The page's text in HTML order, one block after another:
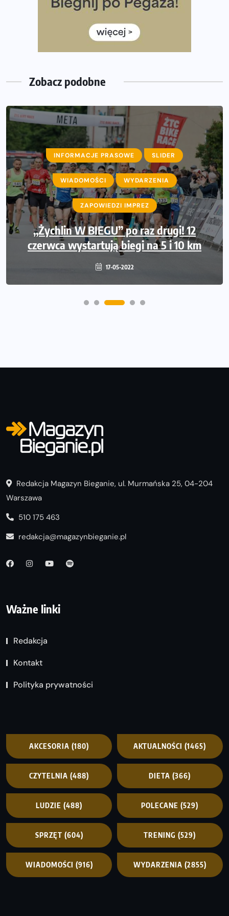
Rozbiegany Olsztyn szykuje się na weekend z
Już w tę sobotę 35. Bieg Powstania Warszawskiego.
Wystartuje rekordowa liczba uczestników
Zobacz podobne
INFORMACJE PRASOWE SLIDER
WIADOMOŚCI WYDARZENIA
ZAPOWIEDZI IMPREZ
„Żychlin W BIEGU” po raz drugi! 12
czerwca wystartują biegi na 5 i 10 km
17-05-2022
Redakcja Magazyn Bieganie, ul. Murmańska 25, 04-204
Warszawa
510 175 463
redakcja@magazynbieganie.pl
Ważne linki
Redakcja
Kontakt
Polityka prywatności
AKCESORIA (180) AKTUALNOŚCI (1465)
CZYTELNIA (488) DIETA (366)
LUDZIE (488) POLECANE (529)
SPRZĘT (604) TRENING (529)
WIADOMOŚCI (916) WYDARZENIA (2855)